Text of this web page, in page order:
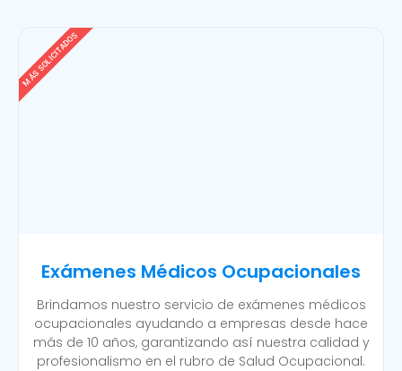
Exámenes Médicos Ocupacionales
Brindamos nuestro servicio de exámenes médicos
ocupacionales ayudando a empresas desde hace
más de 10 años, garantizando así nuestra calidad y
profesionalismo en el rubro de Salud Ocupacional.
MÁS SOLICITADOS